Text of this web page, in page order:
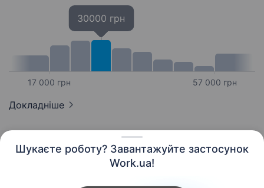
Шукаєте роботу? Завантажуйте застосунок
Work.ua!
17 000 грн
30000 грн
57 000 грн
Докладніше